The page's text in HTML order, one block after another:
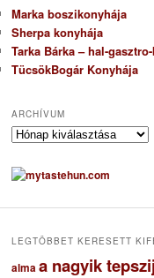
Marka boszikonyhája
Sherpa konyhája
Tarka Bárka – hal-
TücsökBogár Konyhája
ARCHÍVUM
A
c
h
uLEGTÖBBET KERESETT
almaa nagyik